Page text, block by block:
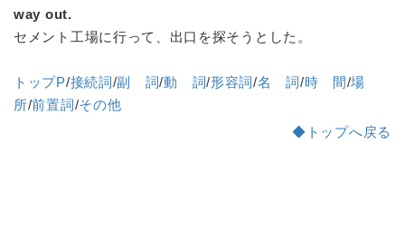
way out.
セメント工場に行って、出口を探そうとした。
トップP/接続詞/副 詞/動 詞/形容詞/名 詞/時 間/場
所/前置詞/その他
◆トップへ戻る